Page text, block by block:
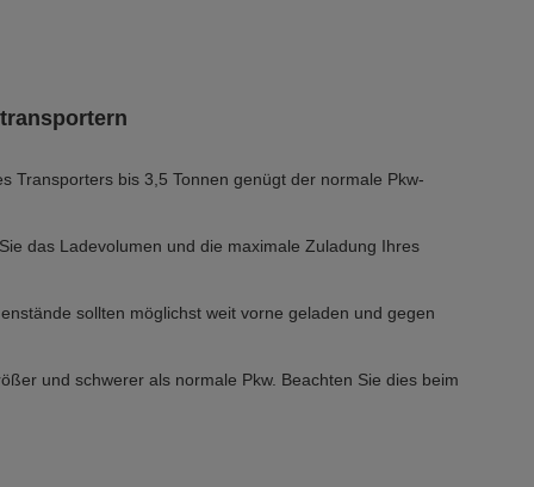
Transporters bis 3,5 Tonnen genügt der normale Pkw-
das Ladevolumen und die maximale Zuladung Ihres
sollten möglichst weit vorne geladen und gegen
und schwerer als normale Pkw. Beachten Sie dies beim